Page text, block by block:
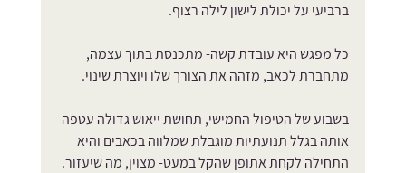
ברביעי על יכולת לישון לילה רצוף.
כל מפגש היא עובדת קשה- מתכנסת בתוך עצמה,
מתחברת לכאב, מזהה את הצורך שלו ויוצרת שינוי.
בשבוע של הטיפול החמישי, תחושת ייאוש גדולה עטפה
אותה בגלל תנועתיות מוגבלת שמלווה בכאבים והיא
התחילה לקחת אתופן שהקל במעט- מצוין, מה שיעזור.